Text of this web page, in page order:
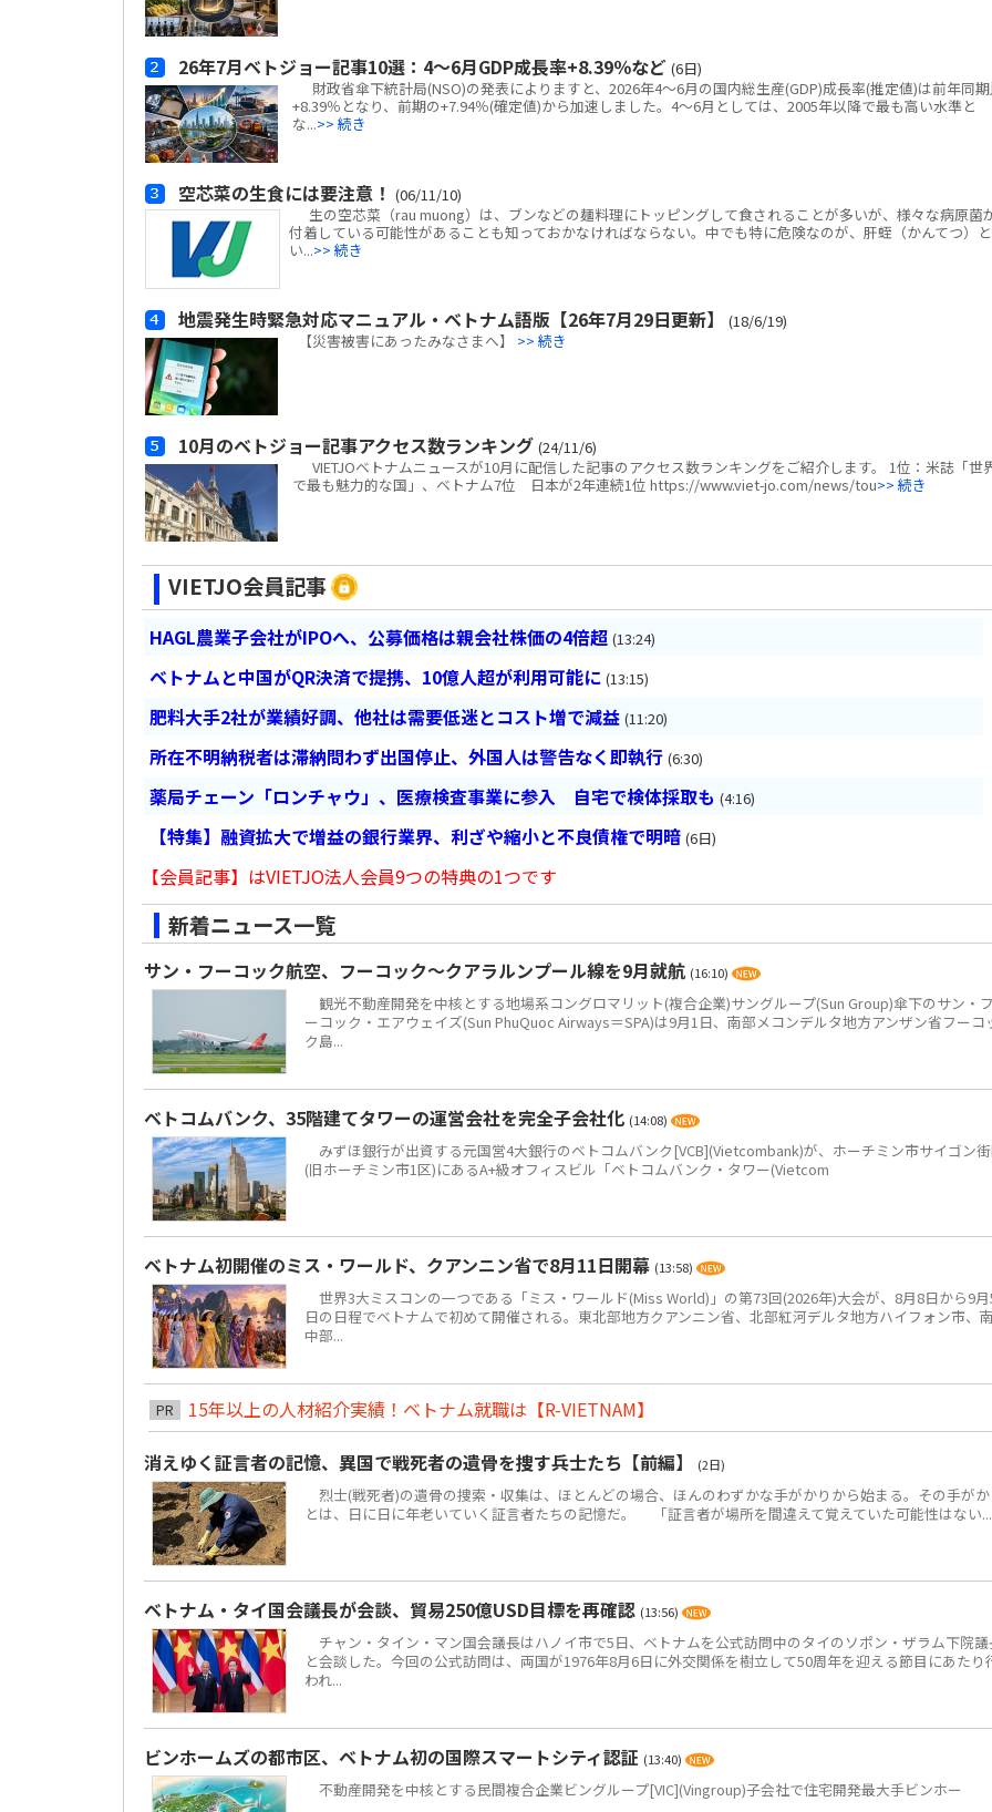
26年7月ベトジョー記事10選：4～6月GDP成長率+8.39％など (6日)
財政省傘下統計局(NSO)の発表によりますと、2026年4～6月の国内総生産(GDP)成長率(推定値)は前年同
+8.39％となり、前期の+7.94％(確定値)から加速しました。4～6月としては、2005年以降で最も高い水準と
な...>> 続き
空芯菜の生食には要注意！ (06/11/10)
生の空芯菜（rau muong）は、ブンなどの麺料理にトッピングして食されることが多いが、様々な病原菌
付着している可能性があることも知っておかなければならない。中でも特に危険なのが、肝蛭（かんてつ）と
い...>> 続き
地震発生時緊急対応マニュアル・ベトナム語版【26年7月29日更新】
(18/6/19)
【災害被害にあったみなさまへ】 >> 続き
10月のベトジョー記事アクセス数ランキング (24/11/6)
VIETJOベトナムニュースが10月に配信した記事のアクセス数ランキングをご紹介します。 1位：米誌「世
で最も魅力的な国」、ベトナム7位 日本が2年連続1位 https://www.viet-jo.com/news/tou>> 続き
VIETJO会員記事
HAGL農業子会社がIPOへ、公募価格は親会社株価の4倍超 (13:24)
ベトナムと中国がQR決済で提携、10億人超が利用可能に (13:15)
肥料大手2社が業績好調、他社は需要低迷とコスト増で減益 (11:20)
所在不明納税者は滞納問わず出国停止、外国人は警告なく即執行 (6:30)
薬局チェーン「ロンチャウ」、医療検査事業に参入 自宅で検体採取も (4:16)
【特集】融資拡大で増益の銀行業界、利ざや縮小と不良債権で明暗 (6日)
【会員記事】はVIETJO法人会員9つの特典の1つです
新着ニュース一覧
サン・フーコック航空、フーコック～クアラルンプール線を9月就航 (16:10)
観光不動産開発を中核とする地場系コングロマリット(複合企業)サングループ(Sun Group)傘下のサン・
ーコック・エアウェイズ(Sun PhuQuoc Airways＝SPA)は9月1日、南部メコンデルタ地方アンザン省フーコ
ク島...
ベトコムバンク、35階建てタワーの運営会社を完全子会社化 (14:08)
みずほ銀行が出資する元国営4大銀行のベトコムバンク[VCB](Vietcombank)が、ホーチミン市サイゴン
(旧ホーチミン市1区)にあるA+級オフィスビル「ベトコムバンク・タワー(Vietcom
ベトナム初開催のミス・ワールド、クアンニン省で8月11日開幕 (13:58)
世界3大ミスコンの一つである「ミス・ワールド(Miss World)」の第73回(2026年)大会が、8月8日から9
日の日程でベトナムで初めて開催される。東北部地方クアンニン省、北部紅河デルタ地方ハイフォン市、
中部...
PR
15年以上の人材紹介実績！ベトナム就職は【R-VIETNAM】
消えゆく証言者の記憶、異国で戦死者の遺骨を捜す兵士たち【前編】
(2日)
烈士(戦死者)の遺骨の捜索・収集は、ほとんどの場合、ほんのわずかな手がかりから始まる。その手が
とは、日に日に年老いていく証言者たちの記憶だ。 「証言者が場所を間違えて覚えていた可能性はない...
ベトナム・タイ国会議長が会談、貿易250億USD目標を再確認 (13:56)
チャン・タイン・マン国会議長はハノイ市で5日、ベトナムを公式訪問中のタイのソポン・ザラム下院議
と会談した。今回の公式訪問は、両国が1976年8月6日に外交関係を樹立して50周年を迎える節目にあたり
われ...
ビンホームズの都市区、ベトナム初の国際スマートシティ認証 (13:40)
不動産開発を中核とする民間複合企業ビングループ[VIC](Vingroup)子会社で住宅開発最大手ビンホー